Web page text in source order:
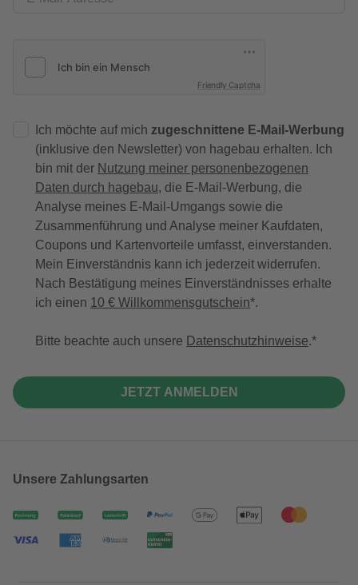
Friendly Captcha
Ich möchte auf mich zugeschnittene E-Mail-Werbung
(inklusive den Newsletter) von hagebau erhalten. Ich
bin mit der Nutzung meiner personenbezogenen
Daten durch hagebau, die E-Mail-Werbung, die
Analyse meines E-Mail-Umgangs sowie die
Zusammenführung und Analyse meiner Kaufdaten,
Coupons und Kartenvorteile umfasst, einverstanden.
Mein Einverständnis kann ich jederzeit widerrufen.
Nach Bestätigung meines Einverständnisses erhalte
ich einen 10 € Willkommensgutschein*.
Bitte beachte auch unsere Datenschutzhinweise.
JETZT ANMELDEN
Unsere Zahlungsarten